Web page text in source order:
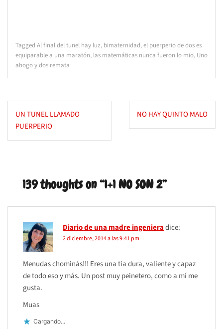
Tagged Al final del tunel hay luz, bimaternidad,el puerperio de dos es
equiparable a una maratón, las matemáticas nunca fueron lo mio, Uno
ahogo y dos remata
Navegación
de
entradas
UN TUNEL LLAMADO
PUERPERIO
NO HAY QUINTO MALO
139 thoughts on “1+1 NO SON 2”
Diario de una madre ingenieradice:
2 diciembre, 2014 a las 9:41 pm
Menudas chominás!!! Eres una tía dura, valiente y capaz
de todo eso y más. Un post muy peinetero, como a mí me
gusta.
Muas
Cargando...